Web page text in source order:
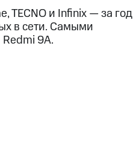
TECNO и Infinix — за год
в сети. Самыми
9A.